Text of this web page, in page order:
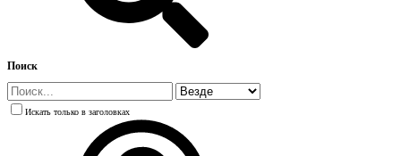
Поиск
Искать только в заголовках